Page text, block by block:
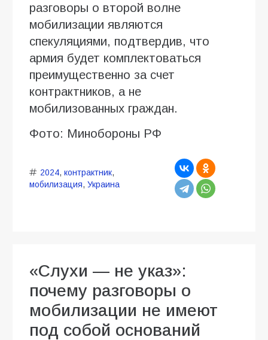
разговоры о второй волне
мобилизации являются
спекуляциями, подтвердив, что
армия будет комплектоваться
преимущественно за счет
контрактников, а не
мобилизованных граждан.
Фото: Минобороны РФ
2024, контрактник,
мобилизация, Украина
«Слухи — не указ»:
почему разговоры о
мобилизации не имеют
под собой оснований